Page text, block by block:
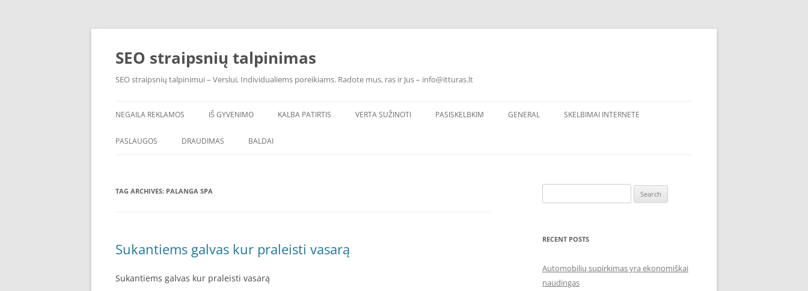
Skip
SEO straipsnių talpinimas
SEO straipsnių talpinimui – Verslui, Individualiems poreikiams. Radote mus, ras ir Jus – info@itturas.lt
NEGAILA REKLAMOS IŠ GYVENIMO KALBA PATIRTIS VERTA SUŽINOTI PASISKELBKIM GENERAL SKELBIMAI INTERNETE
PASLAUGOS DRAUDIMAS BALDAI
TAG ARCHIVES: PALANGA SPA
Sukantiems galvas kur praleisti vasarą
Sukantiems galvas kur praleisti vasarą
for:
RECENT POSTS
Automobilių supirkimas yra ekonomiškai
naudingas